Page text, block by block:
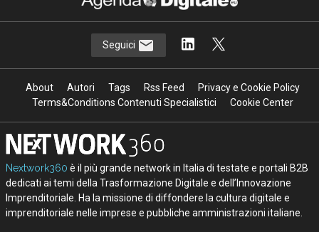
Seguici
About Autori Tags Rss Feed
Privacy e Cookie Policy
Terms&Conditions Contenuti Specialistici
Cookie Center
Nextwork360 è il più grande network in Italia di testate e portali B2B
dedicati ai temi della Trasformazione Digitale e dell’Innovazione
Imprenditoriale. Ha la missione di diffondere la cultura digitale e
imprenditoriale nelle imprese e pubbliche amministrazioni italiane.